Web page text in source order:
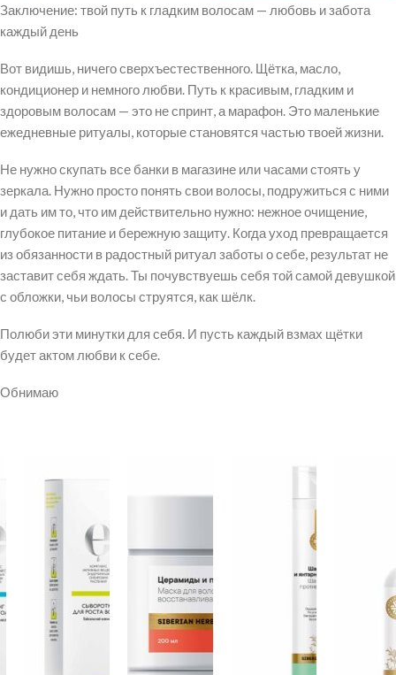
Заключение: твой путь к гладким волосам — любовь и забота
каждый день
Вот видишь, ничего сверхъестественного. Щётка, масло,
кондиционер и немного любви. Путь к красивым, гладким и
здоровым волосам — это не спринт, а марафон. Это маленькие
ежедневные ритуалы, которые становятся частью твоей жизни.
Не нужно скупать все банки в магазине или часами стоять у
зеркала. Нужно просто понять свои волосы, подружиться с ними
и дать им то, что им действительно нужно: нежное очищение,
глубокое питание и бережную защиту. Когда уход превращается
из обязанности в радостный ритуал заботы о себе, результат не
заставит себя ждать. Ты почувствуешь себя той самой девушкой
с обложки, чьи волосы струятся, как шёлк.
Полюби эти минутки для себя. И пусть каждый взмах щётки
будет актом любви к себе.
Обнимаю